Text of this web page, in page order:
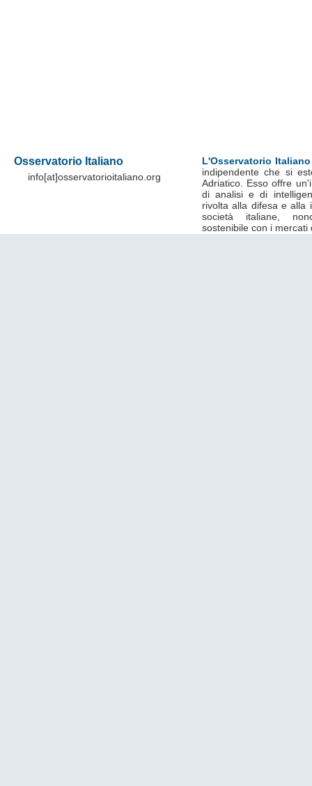
Osservatorio Italiano
info[at]osservatorioitaliano.org
L'Osservatorio Italiano
indipendente che si
Adriatico. Esso offre
di analisi e di
rivolta alla difesa e alla
società italiane,
sostenibile con i mercati